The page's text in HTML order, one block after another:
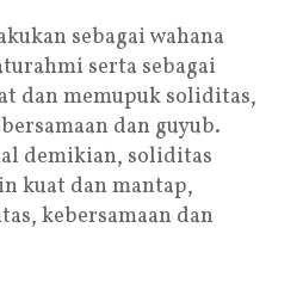
sebagai wahana
serta sebagai
dan memupuk soliditas,
dan guyub.
demikian, soliditas
kuat dan mantap,
kebersamaan dan